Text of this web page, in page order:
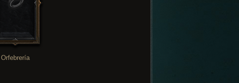
Orfebrería